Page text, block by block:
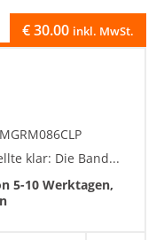
€30.00 inkl. MwSt.
klar: Die Band...
5-10 Werktagen,